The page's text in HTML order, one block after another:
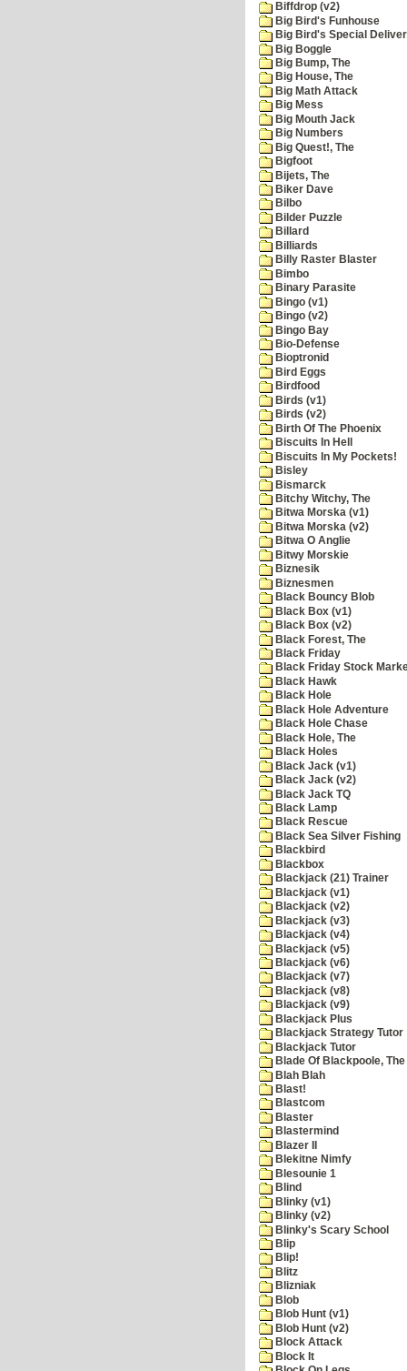
Biffdrop (v2)
Big Bird's Funhouse
Big Bird's Special
Big Boggle
Big Bump, The
Big House, The
Big Math Attack
Big Mess
Big Mouth Jack
Big Numbers
Big Quest!, The
Bigfoot
Bijets, The
Biker Dave
Bilbo
Bilder Puzzle
Billard
Billiards
Billy Raster Blaster
Bimbo
Binary Parasite
Bingo (v1)
Bingo (v2)
Bingo Bay
Bio-Defense
Bioptronid
Bird Eggs
Birdfood
Birds (v1)
Birds (v2)
Birth Of The Phoenix
Biscuits In Hell
Biscuits In My Pockets!
Bisley
Bismarck
Bitchy Witchy, The
Bitwa Morska (v1)
Bitwa Morska (v2)
Bitwa O Anglie
Bitwy Morskie
Biznesik
Biznesmen
Black Bouncy Blob
Black Box (v1)
Black Box (v2)
Black Forest, The
Black Friday
Black Friday Stock
Black Hawk
Black Hole
Black Hole Adventure
Black Hole Chase
Black Hole, The
Black Holes
Black Jack (v1)
Black Jack (v2)
Black Jack TQ
Black Lamp
Black Rescue
Black Sea Silver Fishing
Blackbird
Blackbox
Blackjack (21) Trainer
Blackjack (v1)
Blackjack (v2)
Blackjack (v3)
Blackjack (v4)
Blackjack (v5)
Blackjack (v6)
Blackjack (v7)
Blackjack (v8)
Blackjack (v9)
Blackjack Plus
Blackjack Strategy Tutor
Blackjack Tutor
Blade Of Blackpoole, The
Blah Blah
Blast!
Blastcom
Blaster
Blastermind
Blazer II
Blekitne Nimfy
Blesounie 1
Blind
Blinky (v1)
Blinky (v2)
Blinky's Scary School
Blip
Blip!
Blitz
Blizniak
Blob
Blob Hunt (v1)
Blob Hunt (v2)
Block Attack
Block It